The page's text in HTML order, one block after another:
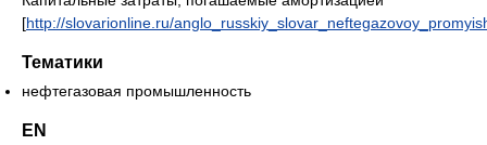
[http://slovarionline.ru/
Тематики
нефтегазовая промышленность
EN